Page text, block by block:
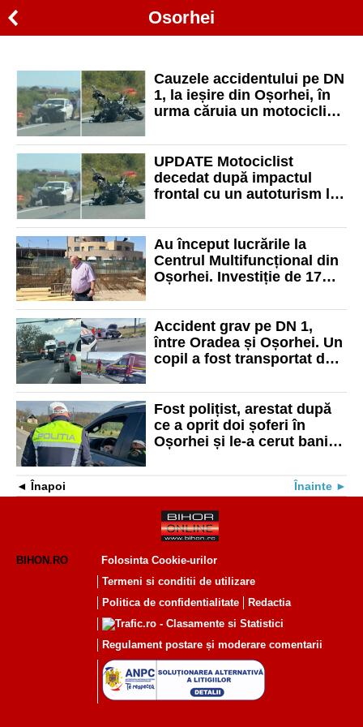
Osorhei
Cauzele accidentului pe DN
1, la ieșire din Oșorhei, în
urma căruia un motociclist
UPDATE Motociclist
decedat după impactul
frontal cu un autoturism la
Au început lucrările la
Centrul Multifuncțional din
Oșorhei. Investiție de 17
europene
Accident grav pe DN 1,
între Oradea și Oșorhei. Un
copil a fost transportat de
Fost polițist, arestat după
ce a oprit doi șoferi în
Oșorhei și le-a cerut bani
Înapoi Înainte
BIHON.RO
Folosinta Cookie-urilor
Termeni si conditii de utilizare
Politica de confidentialitate
Redactia
Regulament postare și moderare comentarii